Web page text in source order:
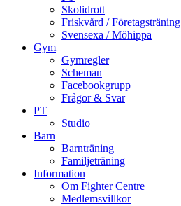
Skolidrott
Friskvård / Företagsträning
Svensexa / Möhippa
Gym
Gymregler
Scheman
Facebookgrupp
Frågor & Svar
PT
Studio
Barn
Barnträning
Familjeträning
Information
Om Fighter Centre
Medlemsvillkor